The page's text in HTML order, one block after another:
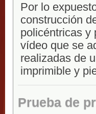
Por lo
construcción
policéntricas y
vídeo que se
realizadas de
imprimible y
Prueba de